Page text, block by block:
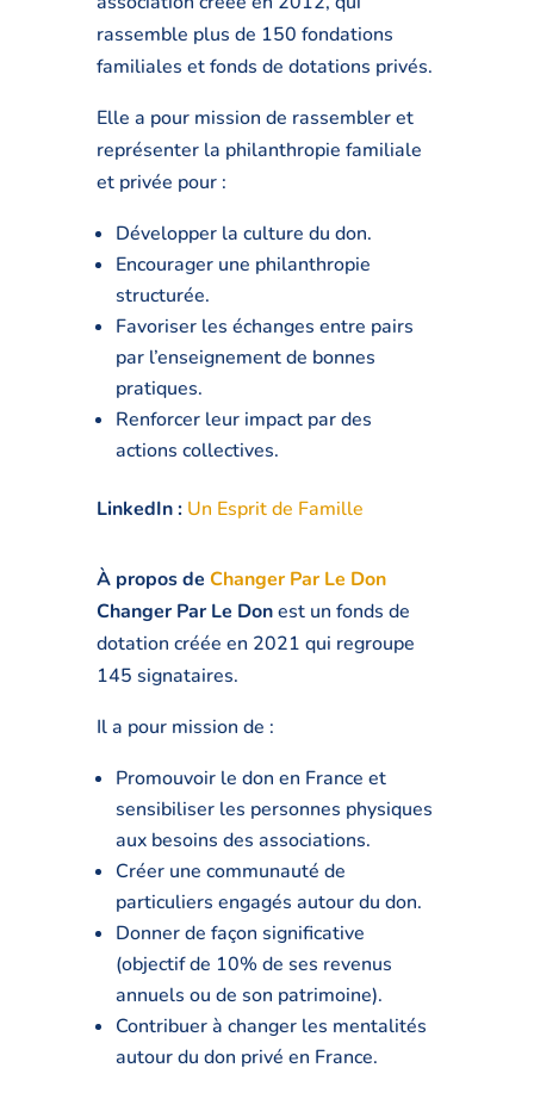
rassemble plus de 150 fondations
familiales et fonds de dotations privés.
Elle a pour mission de rassembler et
représenter la philanthropie familiale
et privée pour :
Développer la culture du don.
Encourager une philanthropie
structurée.
Favoriser les échanges entre pairs
par l’enseignement de bonnes
pratiques.
Renforcer leur impact par des
actions collectives.
LinkedIn : Un Esprit de Famille
À propos de Changer Par Le Don
Changer Par Le Donest un fonds de
dotation créée en 2021 qui regroupe
145 signataires.
Il a pour mission de :
Promouvoir le don en France et
sensibiliser les personnes physiques
aux besoins des associations.
Créer une communauté de
particuliers engagés autour du don.
Donner de façon significative
(objectif de 10% de ses revenus
annuels ou de son patrimoine).
Contribuer à changer les mentalités
autour du don privé en France.